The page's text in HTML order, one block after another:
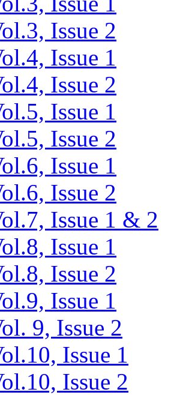
Issue 2
Issue 1
Issue 2
Issue 1
Issue 2
Issue 1
Issue 2
Issue 1 & 2
Issue 1
Issue 2
Issue 1
9, Issue 2
Issue 1
Issue 2